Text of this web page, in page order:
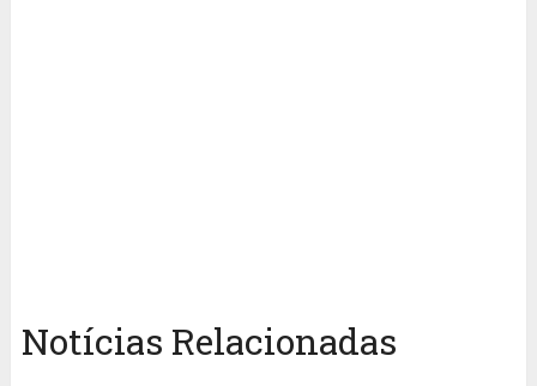
Notícias Relacionadas